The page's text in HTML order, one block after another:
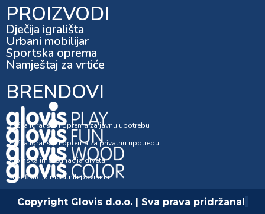
PROIZVODI
Dječija igrališta
Urbani mobilijar
Sportska oprema
Namještaj za vrtiće
BRENDOVI
Dječija igrališta i oprema za javnu upotrebu
Dječija igrališta i oprema za privatnu upotrebu
Dubinska impregnacija drveta
Plastifikacija metalnih površina
Copyright Glovis d.o.o. | Sva prava pridržana!